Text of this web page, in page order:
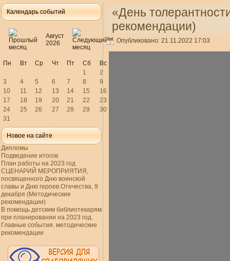
Календарь событий
Август
2026
Пн Вт Ср Чт Пт Сб
Вс
1
2
3
4 5 6 7 8
9
10
11 12 13 14 15
16
17
18 19 20 21 22
23
24
25 26 27 28 29
30
31
Новое на сайте
Дипломы
Подведение итогов
План работы на 2023 год
СЦЕНАРИЙ МЕРОПРИЯТИЯ,
посвященного Дню воинской
славы и Дню героев Отечества, 9
декабря (Методические
рекомендации)
В помощь детским библиотекарям
при планировании на 2023 год.
Главные события. методические
рекомендации
«День
рекомендации)
Опубликовано: 21.11.2022 17:03